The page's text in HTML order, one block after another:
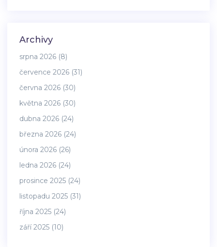
Archivy
srpna 2026 (8)
července 2026 (31)
června 2026 (30)
května 2026 (30)
dubna 2026 (24)
března 2026 (24)
února 2026 (26)
ledna 2026 (24)
prosince 2025 (24)
listopadu 2025 (31)
října 2025 (24)
září 2025 (10)